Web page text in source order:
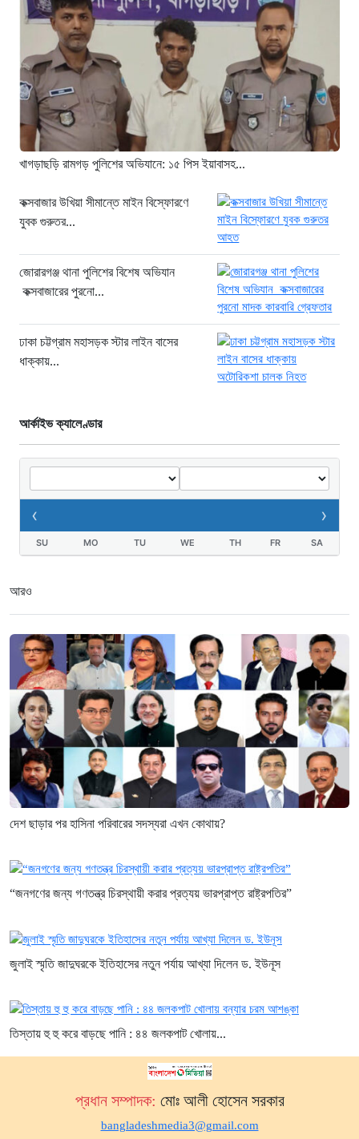
১১ ঘণ্টা আগে
সিলেটে দুই বাসের ভয়াবহ সংঘর্ষ: ঝরে গেল
৮টি তাজা প্রাণ, হাসপাতালে ২৫
১১ ঘণ্টা আগে
সিলিন্ডার লিকেজে ভয়াবহ অগ্নিকাণ্ড: দগ্ধ ৩
জনের অবস্থা আশঙ্কাজনক
১১ ঘণ্টা আগে
সাকিবকে নিয়ে বিস্ফোরক আসিফ আকবর
“ইলিয়াস আলীকে অপহরণ-হত্যা মামলা:
সাইফুর রহমান গ্রেপ্তার হচ্ছেন”
খাগড়াছড়ি রামগড় পুলিশের অভিযানে: ১৫
পিস ইয়াবাসহ যুবক গ্রেপ্তার
খাগড়াছড়ি রামগড় পুলিশের অভিযানে: ১৫ পিস ইয়াবাসহ...
কক্সবাজার উখিয়া সীমান্তে মাইন বিস্ফোরণে
যুবক গুরুতর...
জোরারগঞ্জ থানা পুলিশের বিশেষ অভিযান
কক্সবাজারের পুরনো...
ঢাকা চট্টগ্রাম মহাসড়ক স্টার লাইন বাসের
ধাক্কায়...
আর্কাইভ ক্যালেণ্ডার
‹ ›
SU MO TU WE TH FR SA
আরও
দেশ ছাড়ার পর হাসিনা পরিবারের সদস্যরা এখন কোথায়?
“জনগণের জন্য গণতন্ত্র চিরস্থায়ী করার প্রত্যয় ভারপ্রাপ্ত রাষ্ট্রপতির”
জুলাই স্মৃতি জাদুঘরকে ইতিহাসের নতুন পর্যায় আখ্যা দিলেন ড. ইউনূস
তিস্তায় হু হু করে বাড়ছে পানি : ৪৪ জলকপাট খোলায়...
প্রধান সম্পাদক: মোঃ আলী হোসেন সরকার
bangladeshmedia3@gmail.com